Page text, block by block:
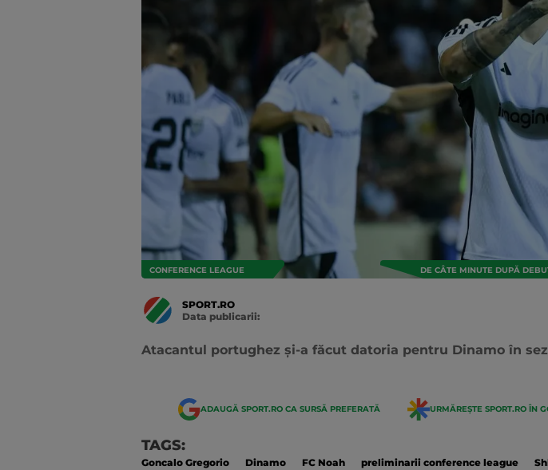
CONFERENCE LEAGUE DE CÂTE MINUTE DUPĂ
SPORT.RO
Data publicarii:
Atacantul portughez și-a făcut datoria pentru Dinamo în
ADAUGĂ SPORT.RO CA SURSĂ PREFERATĂ URMĂREȘTE SPORT.RO ÎN
TAGS:
Goncalo Gregorio Dinamo FC Noah preliminarii conference league